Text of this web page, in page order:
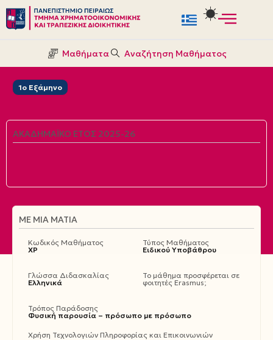
Μεταπηδήστε
περιεχόμενο
Μαθήματα Αναζήτηση Μαθήματος
1ο Εξάμηνο
ΑΚΑΔΗΜΑΪΚΌ ΈΤΟΣ 2025-26
ΜΕ ΜΙΑ ΜΑΤΙΆ
Κωδικός Μαθήματος
ΧΡ
Τύπος Μαθήματος
Ειδικού Υποβάθρου
Γλώσσα Διδασκαλίας
Ελληνικά
Το μάθημα προσφέρεται σε
φοιτητές Erasmus;
Τρόπος Παράδοσης
Φυσική παρουσία – πρόσωπο με πρόσωπο
Χρήση Τεχνολογιών Πληροφορίας και Επικοινωνιών